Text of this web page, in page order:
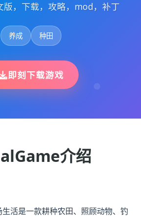
版，下载，攻略，mod，补丁
养成 种田
即刻下载游戏
介绍
活是一款耕种农田、照顾动物、钓